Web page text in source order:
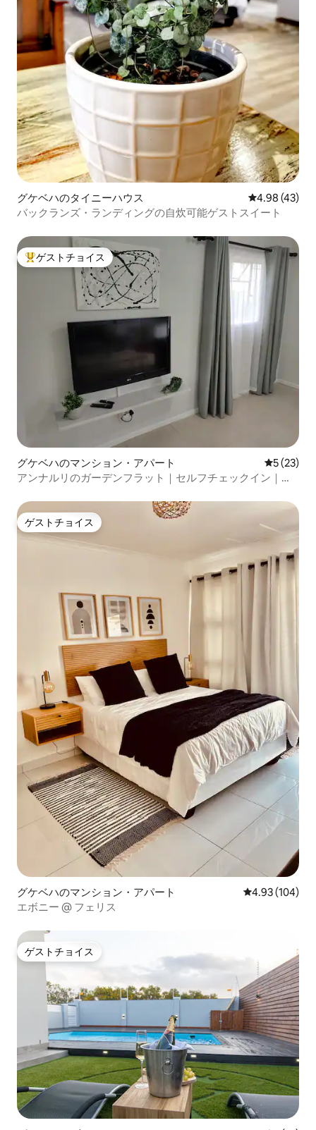
グケベハのタイニーハウス レビュー43
4.98 (43)
バックランズ・ランディングの自炊可能ゲストスイート
大好評のゲストチョイスです。
ゲストチョイス
グケベハのマンション・アパート レビュー
5 (23)
アンナルリのガーデンフラット｜セルフチェックイン｜高
ゲストチョイス
ゲストチョイス
グケベハのマンション・アパート レビュー104
4.93 (104)
エボニー @ フェリス
ゲストチョイス
ゲストチョイス